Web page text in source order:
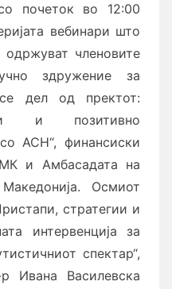
почеток во 12:00
вебинари што
членовите
здружение за
дел од пректот:
и позитивно
АСН“, финансиски
и Амбасадата на
Осмиот
стратегии и
интервенција за
спектар“,
Ивана Василевска